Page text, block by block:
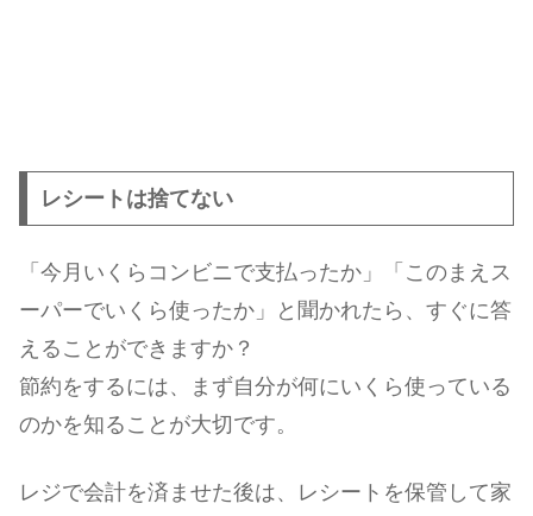
レシートは捨てない
「今月いくらコンビニで支払ったか」「このまえス
ーパーでいくら使ったか」と聞かれたら、すぐに答
えることができますか？
節約をするには、まず自分が何にいくら使っている
のかを知ることが大切です。
レジで会計を済ませた後は、レシートを保管して家